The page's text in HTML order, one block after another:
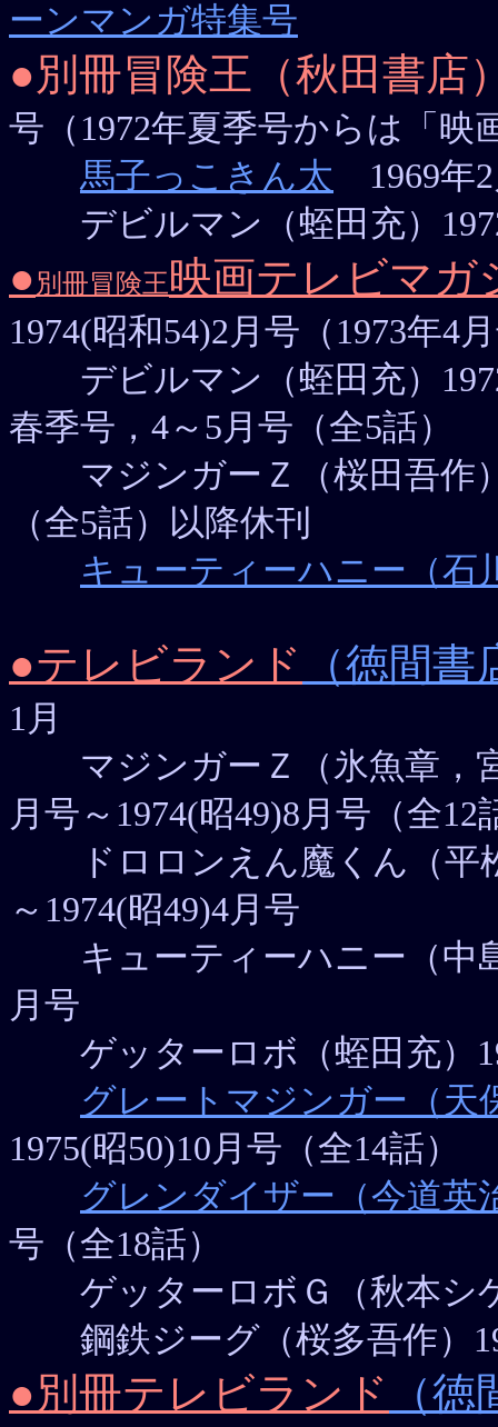
ーンマンガ特集号
●別冊冒険王（秋田書店
号（1972年夏季号からは「
馬子っこきん太 1969年2
デビルマン（蛭田充）
●別冊冒険王映画テレビマガ
1974(昭和54)2月号（1973年4
デビルマン（蛭田充）
春季号，4～5月号（全5話）
マジンガーＺ（桜田吾作）
（全5話）以降休刊
キューティーハニー（石
●テレビランド （徳間書
1月
マジンガーＺ（氷魚章，宮
月号～1974(昭49)8月号（全12
ドロロンえん魔くん（平松
～1974(昭49)4月号
キューティーハニー（中島
月号
ゲッターロボ（蛭田充）
グレートマジンガー（天
1975(昭50)10月号（全14話）
グレンダイザー（今道英
号（全18話）
ゲッターロボＧ（秋本シゲ
鋼鉄ジーグ（桜多吾作）
●別冊テレビランド （